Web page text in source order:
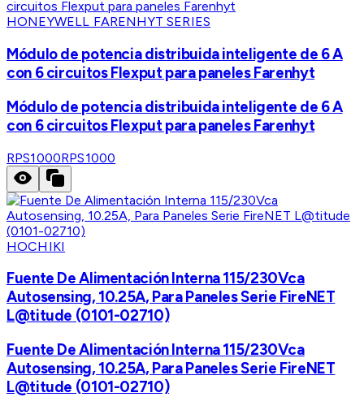
HONEYWELL FARENHYT SERIES
Módulo de potencia distribuida inteligente de 6 A
con 6 circuitos Flexput para paneles Farenhyt
Módulo de potencia distribuida inteligente de 6 A
con 6 circuitos Flexput para paneles Farenhyt
RPS1000RPS1000
HOCHIKI
Fuente De Alimentación Interna 115/230Vca
Autosensing, 10.25A, Para Paneles Serie FireNET
L@titude (0101-02710)
Fuente De Alimentación Interna 115/230Vca
Autosensing, 10.25A, Para Paneles Serie FireNET
L@titude (0101-02710)